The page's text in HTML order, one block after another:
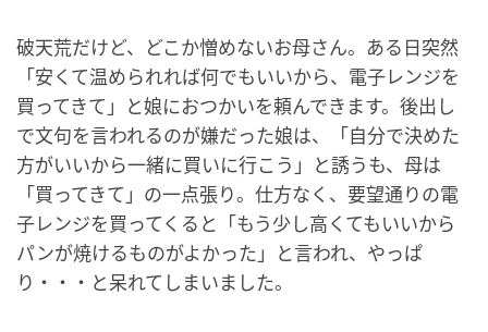
破天荒だけど、どこか憎めないお母さん。ある日突然
「安くて温められれば何でもいいから、電子レンジを
買ってきて」と娘におつかいを頼んできます。後出し
で文句を言われるのが嫌だった娘は、「自分で決めた
方がいいから一緒に買いに行こう」と誘うも、母は
「買ってきて」の一点張り。仕方なく、要望通りの電
子レンジを買ってくると「もう少し高くてもいいから
パンが焼けるものがよかった」と言われ、やっぱ
り・・・と呆れてしまいました。